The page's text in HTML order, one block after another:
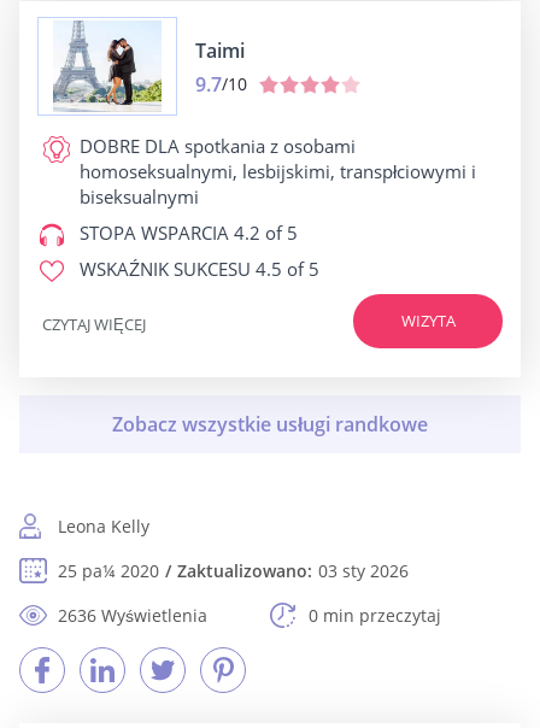
Taimi
9.7/10
DOBRE DLA spotkania z osobami
homoseksualnymi, lesbijskimi, transpłciowymi i
biseksualnymi
STOPA WSPARCIA 4.2 of 5
WSKAŹNIK SUKCESU 4.5 of 5
WIZYTA
CZYTAJ WIĘCEJ
Leona Kelly
25 pa¼ 2020
Zaktualizowano: 03 sty 2026
2636 Wyświetlenia
0 min przeczytaj